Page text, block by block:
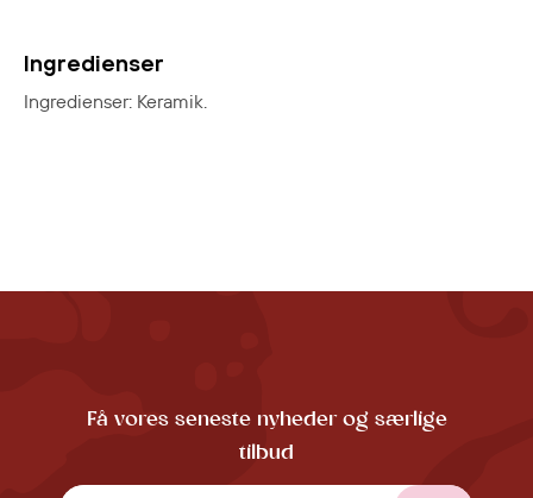
Ingredienser
Ingredienser: Keramik.
Få vores seneste nyheder og særlige
tilbud